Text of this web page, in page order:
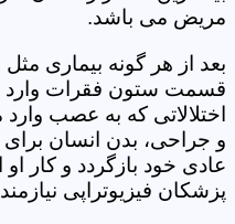
مریض می باشد.
بعد از هر گونه بیماری
قسمت ستون فقرات وارد
اختلالاتی که به عصب
و جراحی، بدن انسان برای
عادی خود بازگردد و کار او
پزشکان فیزیوتراپی